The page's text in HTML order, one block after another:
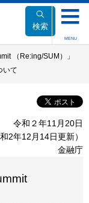
検索
MENU
（Re:ing/SUM）」
いて
令和２年11月20日
和2年12月14日更新）
金融庁